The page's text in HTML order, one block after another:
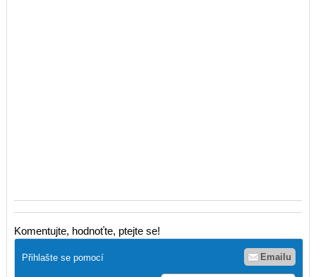
Komentujte, hodnoťte, ptejte se!
Přihlašte se pomocí Emailu